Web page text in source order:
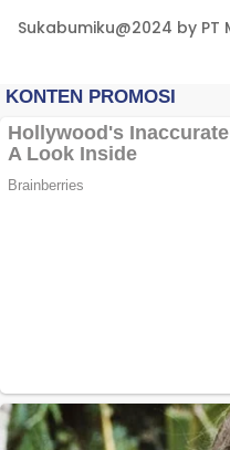
Sukabumiku@2024 by